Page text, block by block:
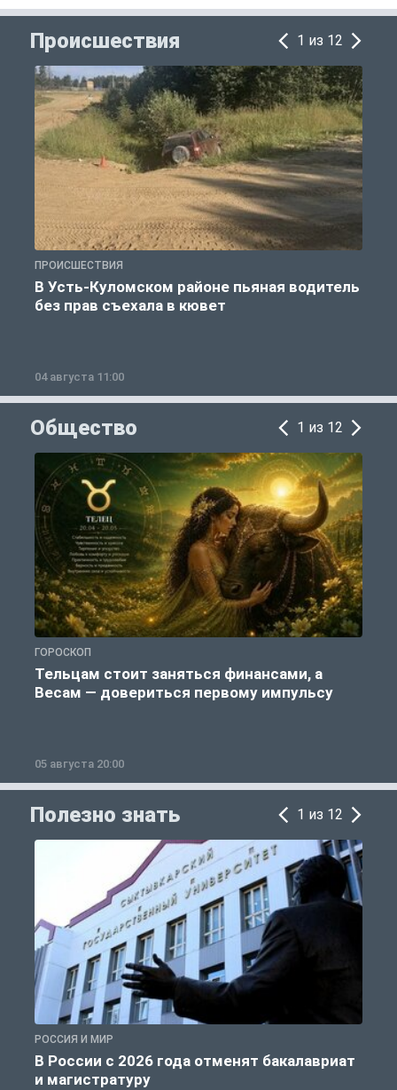
Происшествия 1 из 12
ПРОИСШЕСТВИЯ
В Усть-Куломском районе пьяная водитель
без прав съехала в кювет
04 августа 11:00
Общество 1 из 12
ГОРОСКОП
Тельцам стоит заняться финансами, а
Весам — довериться первому импульсу
05 августа 20:00
Полезно знать 1 из 12
РОССИЯ И МИР
В России с 2026 года отменят бакалавриат
и магистратуру